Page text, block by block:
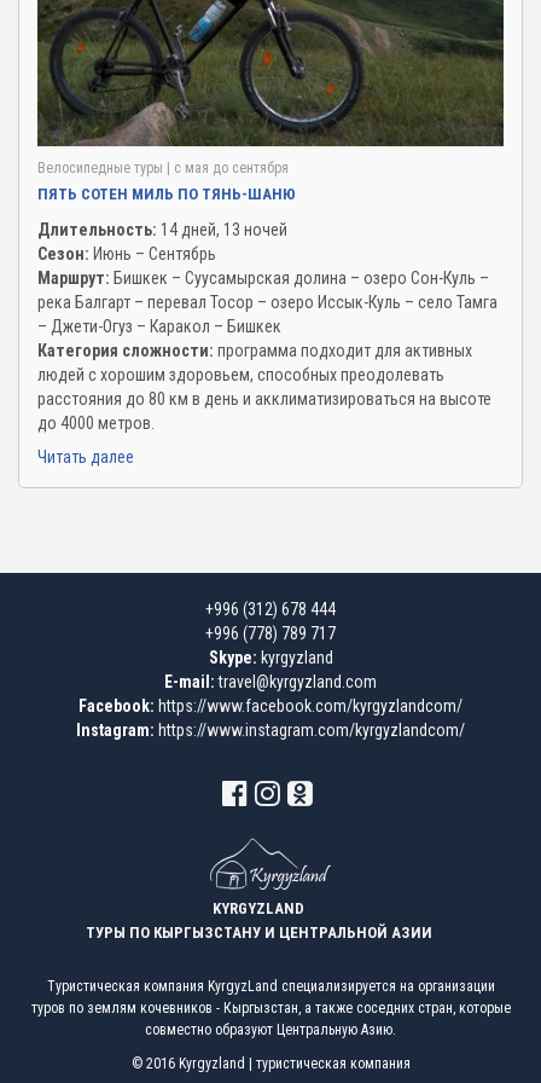
Велосипедные туры | c мая до сентября
ПЯТЬ СОТЕН МИЛЬ ПО ТЯНЬ-ШАНЮ
Длительность: 14 дней, 13 ночей
Сезон: Июнь – Сентябрь
Маршрут: Бишкек – Суусамырская долина – озеро Сон-Куль –
река Балгарт – перевал Тосор – озеро Иссык-Куль – село Тамга
– Джети-Огуз – Каракол – Бишкек
Категория сложности: программа подходит для активных
людей с хорошим здоровьем, способных преодолевать
расстояния до 80 км в день и акклиматизироваться на высоте
до 4000 метров.
Читать далее
+996 (312) 678 444
+996 (778) 789 717
Skype: kyrgyzland
E-mail: travel@kyrgyzland.com
Facebook: https://www.facebook.com/kyrgyzlandcom/
Instagram: https://www.instagram.com/kyrgyzlandcom/
KYRGYZLAND
ТУРЫ ПО КЫРГЫЗСТАНУ И ЦЕНТРАЛЬНОЙ АЗИИ
Туристическая компания KyrgyzLand специализируется на организации
туров по землям кочевников - Кыргызстан, а также соседних стран, которые
совместно образуют Центральную Азию.
© 2016 Kyrgyzland | туристическая компания